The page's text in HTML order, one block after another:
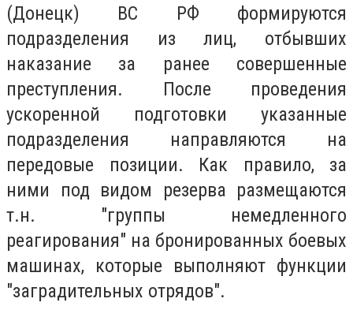
(Донецк) ВС РФ формируются
подразделения из лиц, отбывших
наказание за ранее совершенные
преступления. После проведения
ускоренной подготовки указанные
подразделения направляются на
передовые позиции. Как правило, за
ними под видом резерва размещаются
т.н. "группы немедленного
реагирования" на бронированных боевых
машинах, которые выполняют функции
"заградительных отрядов".